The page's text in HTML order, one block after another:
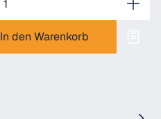
In den Warenkorb